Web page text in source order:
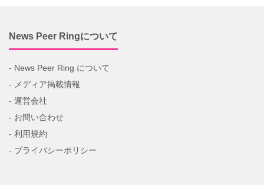
News Peer Ringについて
- News Peer Ring について
- メディア掲載情報
- 運営会社
- お問い合わせ
- 利用規約
- プライバシーポリシー